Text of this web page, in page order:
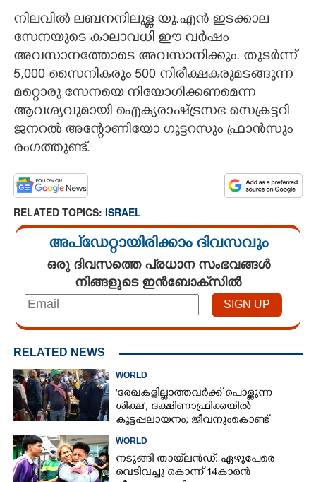
നിലവിൽ ലബനനിലുള്ള യു.എൻ ഇടക്കാല
സേനയുടെ കാലാവധി ഈ വർഷം
അവസാനത്തോടെ അവസാനിക്കും. തുടർന്ന്
5,000 സൈനികരും 500 നിരീക്ഷകരുമടങ്ങുന്ന
മറ്റൊരു സേനയെ നിയോഗിക്കണമെന്ന
ആവശ്യവുമായി ഐക്യരാഷ്ട്രസഭ സെക്രട്ടറി
ജനറൽ അന്റോണിയോ ഗുട്ടറസും ഫ്രാൻസും
രംഗത്തുണ്ട്.
RELATED TOPICS: ISRAEL
അപ്ഡേറ്റായിരിക്കാം ദിവസവും
ഒരു ദിവസത്തെ പ്രധാന സംഭവങ്ങൾ
നിങ്ങളുടെ ഇൻബോക്സിൽ
RELATED NEWS
WORLD
'രേഖകളില്ലാത്തവർക്ക് പൊള്ളുന്ന
ശിക്ഷ', ദക്ഷിണാഫ്രിക്കയിൽ
കൂട്ടപ്പലായനം; ജീവനുംകൊണ്ട്
പേർ
WORLD
നടുങ്ങി തായ്‌ലൻഡ്: ഏഴുപേരെ
വെടിവച്ചു കൊന്ന് 14കാരൻ